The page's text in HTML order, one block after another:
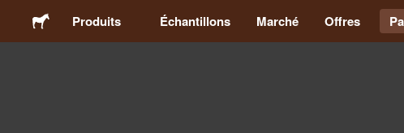
Produits Échantillons Marché Offres